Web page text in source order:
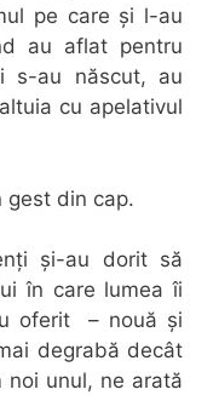
pe care și l-au
au aflat pentru
s-au născut, au
cu apelativul
gest din cap.
și-au dorit să
în care lumea îi
oferit – nouă și
degrabă decât
noi unul, ne arată